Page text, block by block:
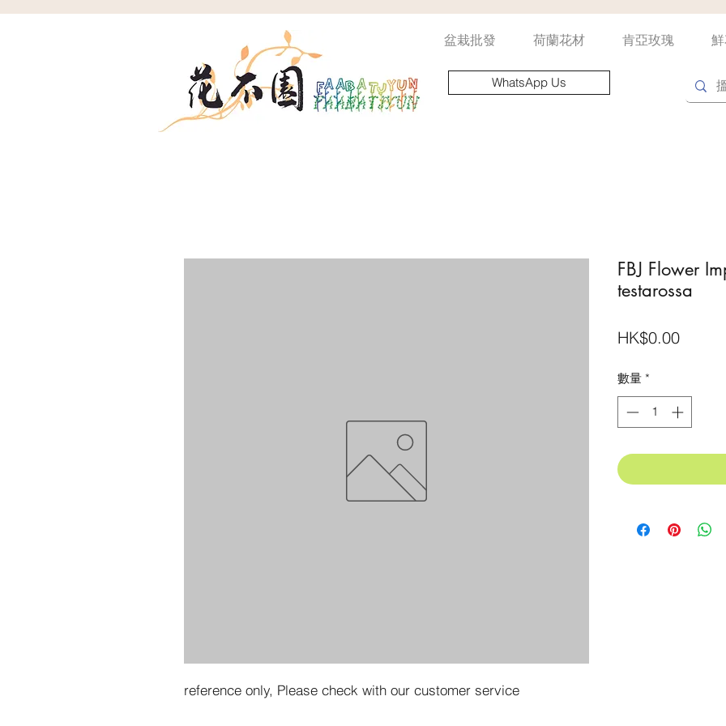
盆栽批發 荷蘭花材 肯亞玫瑰
WhatsApp Us
reference only, Please check with our customer service
FBJ Flower
testarossa
HK$0.00價
數量 *